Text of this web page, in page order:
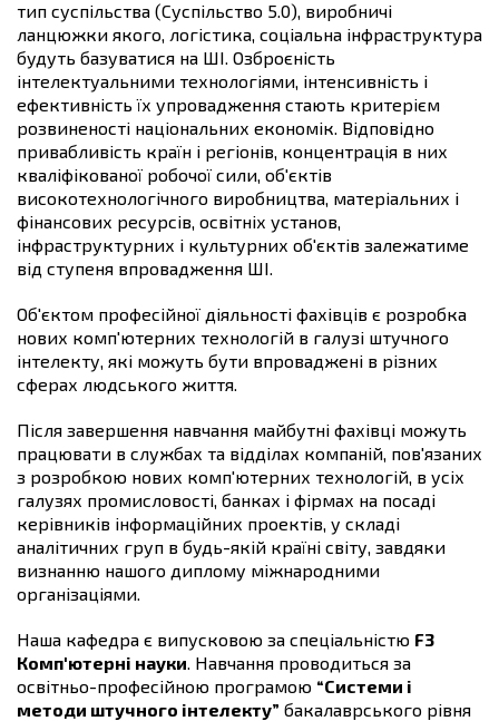
тип суспільства (Суспільство 5.0), виробничі
ланцюжки якого, логістика, соціальна інфраструктура
будуть базуватися на ШІ. Озброєність
інтелектуальними технологіями, інтенсивність і
ефективність їх упровадження стають критерієм
розвиненості національних економік. Відповідно
привабливість країн і регіонів, концентрація в них
кваліфікованої робочої сили, об'єктів
високотехнологічного виробництва, матеріальних і
фінансових ресурсів, освітніх установ,
інфраструктурних і культурних об'єктів залежатиме
від ступеня впровадження ШІ.
Об'єктом професійної діяльності фахівців є розробка
нових комп'ютерних технологій в галузі штучного
інтелекту, які можуть бути впроваджені в різних
сферах людського життя.
Після завершення навчання майбутні фахівці можуть
працювати в службах та відділах компаній, пов'язаних
з розробкою нових комп'ютерних технологій, в усіх
галузях промисловості, банках і фірмах на посаді
керівників інформаційних проектів, у складі
аналітичних груп в будь-якій країні світу, завдяки
визнанню нашого диплому міжнародними
організаціями.
Наша кафедра є випусковою за спеціальністю F3
Комп'ютерні науки. Навчання проводиться за
освітньо-професійною програмою “Системи і
методи штучного інтелекту” бакалаврського рівня